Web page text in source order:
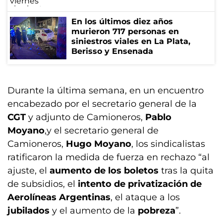
En los últimos diez años
murieron 717 personas en
siniestros viales en La Plata,
Berisso y Ensenada
Durante la última semana, en un encuentro
encabezado por el secretario general de la
CGT y adjunto de Camioneros, Pablo
Moyano,y el secretario general de
Camioneros, Hugo Moyano, los sindicalistas
ratificaron la medida de fuerza en rechazo “al
ajuste, el aumento de los boletos tras la quita
de subsidios, el intento de privatización de
Aerolíneas Argentinas, el ataque a los
jubilados y el aumento de la pobreza”.